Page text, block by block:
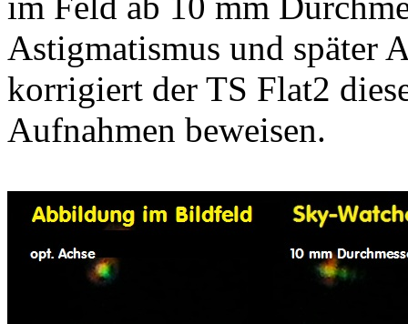
Astigmatismus und später
korrigiert der TS Flat2
Aufnahmen beweisen.